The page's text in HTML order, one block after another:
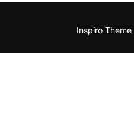
Inspiro Theme